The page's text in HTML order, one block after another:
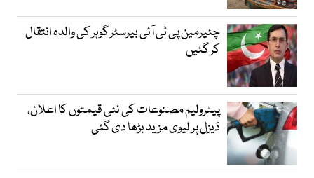
چئیرمین پی ٹی آئی بیرسٹر گوہر کی والدہ انتقال
کر گئیں
پیٹرولیم مصنوعات کی نئی قیمتوں کا اعلان،
ڈیزل پر لیوی مزید بڑھا دی گئی